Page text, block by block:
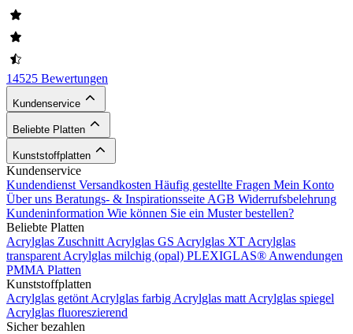
14525 Bewertungen
Kundenservice
Beliebte Platten
Kunststoffplatten
Kundenservice
Kundendienst Versandkosten Häufig gestellte Fragen Mein Konto
Über uns Beratungs- & Inspirationsseite AGB Widerrufsbelehrung
Kundeninformation Wie können Sie ein Muster bestellen?
Beliebte Platten
Acrylglas Zuschnitt Acrylglas GS Acrylglas XT Acrylglas
transparent Acrylglas milchig (opal) PLEXIGLAS® Anwendungen
PMMA Platten
Kunststoffplatten
Acrylglas getönt Acrylglas farbig Acrylglas matt Acrylglas spiegel
Acrylglas fluoreszierend
Sicher bezahlen